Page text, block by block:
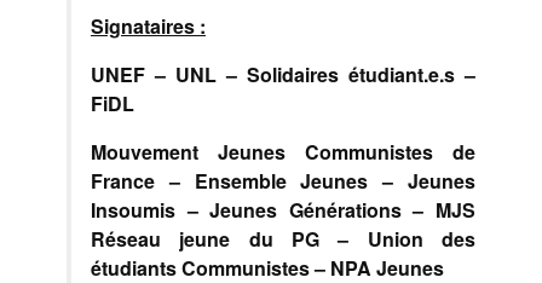
Signataires :
UNEF – UNL – Solidaires étudiant.e.s –
FiDL
Mouvement Jeunes Communistes de
France – Ensemble Jeunes – Jeunes
Insoumis – Jeunes Générations – MJS
Réseau jeune du PG – Union des
étudiants Communistes – NPA Jeunes